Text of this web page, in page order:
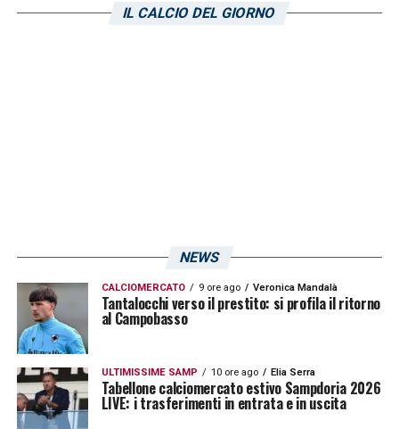
CESSIONI:
Melle Meulensteen (titolo definitivo al Go
Ahead Eagles);
Samuel Ntanda (titolo definitivo
IL CALCIO DEL GIORNO
NEWS
CALCIOMERCATO 9 ore ago Veronica Mandalà
Tantalocchi verso il prestito: si profila il ritorno
al Campobasso
ULTIMISSIME SAMP 10 ore ago Elia Serra
Tabellone calciomercato estivo Sampdoria 2026
LIVE: i trasferimenti in entrata e in uscita